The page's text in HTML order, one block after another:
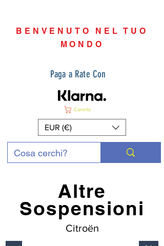
BENVENUTO NEL TUO
MONDO
Paga a Rate Con
Carrello
EUR (€)
Altre
Sospensioni
Citroën